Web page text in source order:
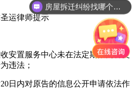
运律师提示
安置服务中心未在法定期限内答复
违法；
日内对原告的信息公开申请依法作
房屋拆迁纠纷找哪个部门？